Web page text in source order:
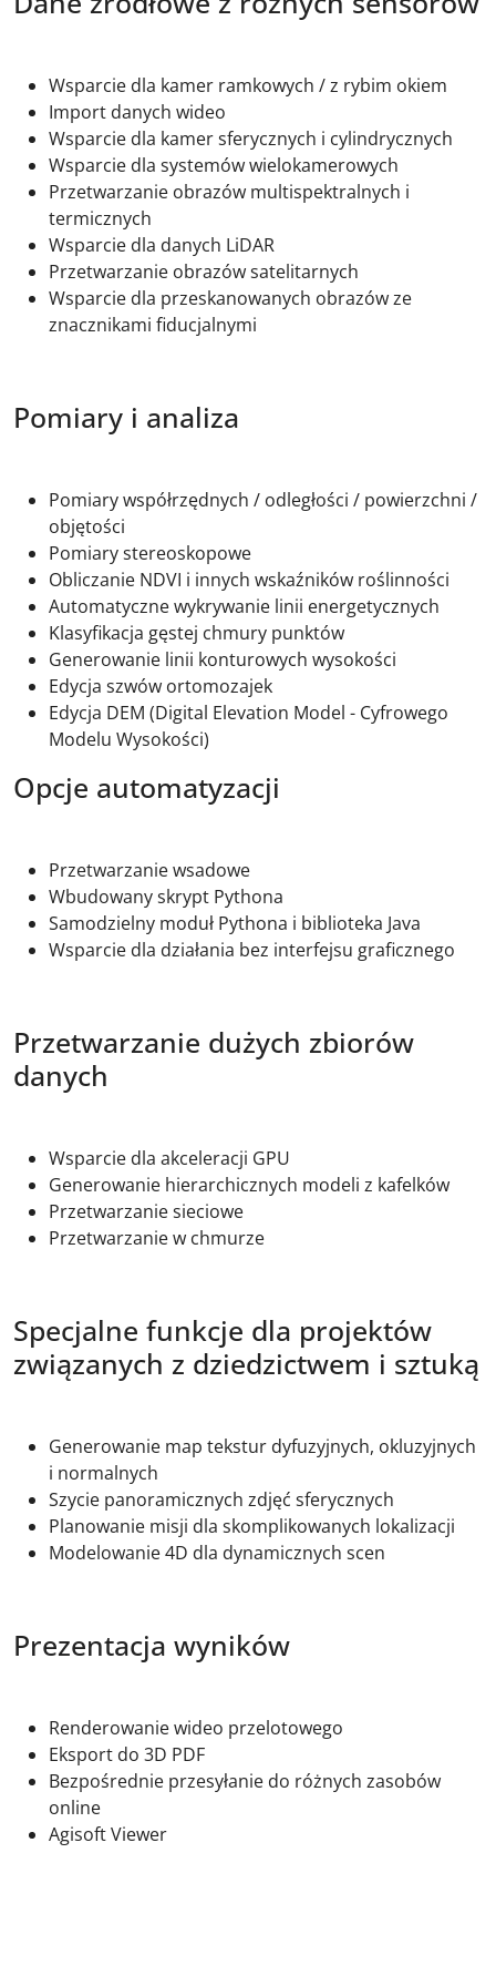
Wsparcie dla kamer ramkowych / z rybim okiem
Import danych wideo
Wsparcie dla kamer sferycznych i cylindrycznych
Wsparcie dla systemów wielokamerowych
Przetwarzanie obrazów multispektralnych i
termicznych
Wsparcie dla danych LiDAR
Przetwarzanie obrazów satelitarnych
Wsparcie dla przeskanowanych obrazów ze
znacznikami fiducjalnymi
Pomiary i analiza
Pomiary współrzędnych / odległości / powierzchni /
objętości
Pomiary stereoskopowe
Obliczanie NDVI i innych wskaźników roślinności
Automatyczne wykrywanie linii energetycznych
Klasyfikacja gęstej chmury punktów
Generowanie linii konturowych wysokości
Edycja szwów ortomozajek
Edycja DEM (Digital Elevation Model - Cyfrowego
Modelu Wysokości)
Opcje automatyzacji
Przetwarzanie wsadowe
Wbudowany skrypt Pythona
Samodzielny moduł Pythona i biblioteka Java
Wsparcie dla działania bez interfejsu graficznego
Przetwarzanie dużych zbiorów
danych
Wsparcie dla akceleracji GPU
Generowanie hierarchicznych modeli z kafelków
Przetwarzanie sieciowe
Przetwarzanie w chmurze
Specjalne funkcje dla projektów
związanych z dziedzictwem i sztuką
Generowanie map tekstur dyfuzyjnych, okluzyjnych
i normalnych
Szycie panoramicznych zdjęć sferycznych
Planowanie misji dla skomplikowanych lokalizacji
Modelowanie 4D dla dynamicznych scen
Prezentacja wyników
Renderowanie wideo przelotowego
Eksport do 3D PDF
Bezpośrednie przesyłanie do różnych zasobów
online
Agisoft Viewer